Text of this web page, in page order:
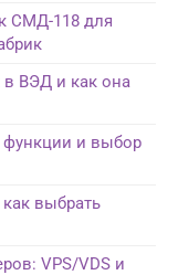
СМД-118 для
в ВЭД и как она
функции и выбор
выбрать
VPS/VDS и